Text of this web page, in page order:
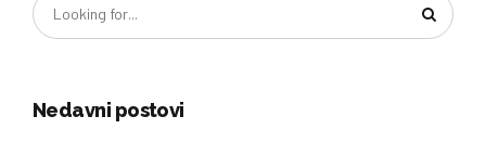
Nedavni postovi